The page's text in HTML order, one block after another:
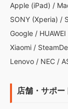
Apple (iPad) /
SONY (Xperia) /
Google / HUAWEI
Xiaomi /
Lenovo / NEC /
店舗・サポー